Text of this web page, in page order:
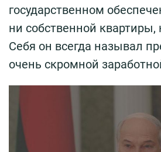
государственном
ни собственной
Себя он всегда называл
очень скромной